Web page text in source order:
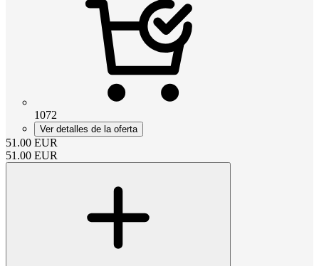
1072
Ver detalles de la oferta
51.00 EUR
51.00 EUR